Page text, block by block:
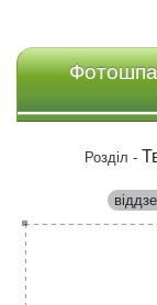
Розділ -